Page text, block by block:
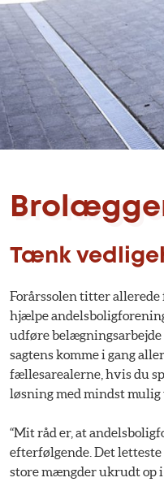
Tænk
Forårssolen titter allerede
hjælpe
udføre belægningsarbejde
sagtens komme i gang
fællesarealerne, hvis du
løsning med mindst mulig
“Mit råd er, at
efterfølgende. Det
store mængder ukrudt op i